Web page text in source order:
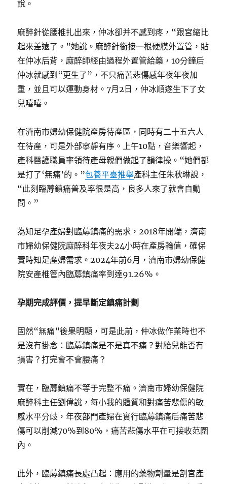
說。
麻醉針從腰椎扎出來，仲冰卻并不感到疼，“跟宮縮比
起來差遠了。”她說。麻醉針銜接一根硬膜外置管，貼
在仲冰后背，麻醉師經由過程外置管給藥，10分鐘后
仲冰就感到“更生了”，不只痛苦悲傷感年夜年夜加
重，並且可以運動身材。7月2日，仲冰順遂生下了女
兒嘻嘻。
在濟南市婦幼保健院產房待產區，同時有二十五六人
在待產，可是外部寧靜有序。上午10點，音樂響起，
產科醫護職員率領待產母親們做起了韻律操。“她們都
是打了‘無痛’的。”包養平臺推舉產科主任朱秋琳說，
“此刻臨蓐鎮痛普及率很是高，良多人來了就會自動
問。”
為知足孕產婦對臨蓐鎮痛的需求，2018年開端，濟南
市婦幼保健院麻醉科年夜夫24小時在產房輪值，確保
實時知足產婦需求。2024年前6月，濟南市婦幼保健
院安產椎管內臨蓐鎮痛率到達91.26%。
孕期完成評價，提早斷定鎮痛計劃
固然“無痛”後果明顯，可是此前，仲冰做作業時也不
是沒有掛念：臨蓐鎮痛是不是真不痛？對胎兒能否有
損害？打完會不會腰痛？
實在，臨蓐鎮痛不等于完整不痛。濟南市婦幼保健院
麻醉科主任劉偉說，每小我的體質和對痛苦悲傷的敏
感水平分歧，年夜部門產婦在實行臨蓐鎮痛后痛苦悲
傷可以削減70%到80%，痛苦悲傷水平在可接收范圍
內。
此外，臨蓐鎮痛長處凸起：應用的藥物劑量是剖宮產